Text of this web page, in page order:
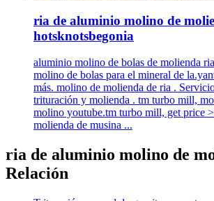
ria de aluminio molino de
hotsknotsbegonia
aluminio molino de bolas de molienda
molino de bolas para el mineral de
más. molino de molienda de ria .
trituración y molienda . tm turbo mill,
molino youtube.tm turbo mill, get price
molienda de musina ...
ria de aluminio molino de
Relación